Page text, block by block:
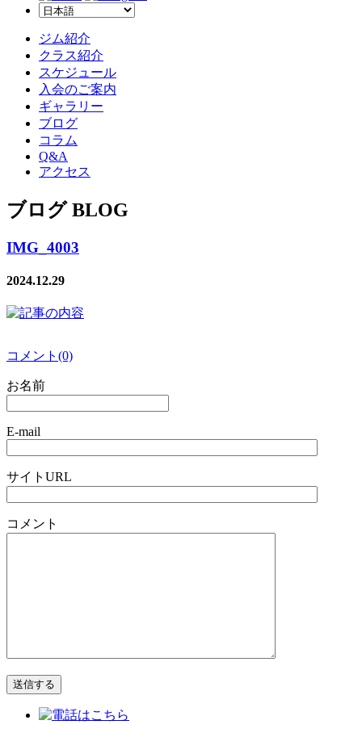
ジム紹介
クラス紹介
スケジュール
入会のご案内
ギャラリー
ブログ
コラム
Q&A
アクセス
ブログ BLOG
IMG_4003
2024.12.29
コメント(0)
お名前
E-mail
サイトURL
コメント